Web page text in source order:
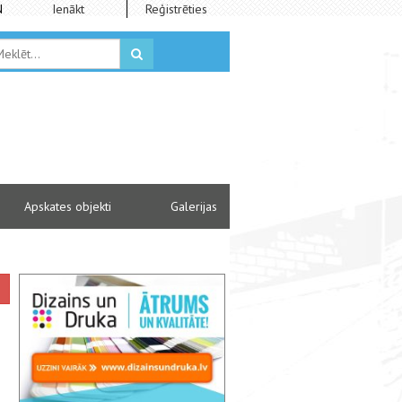
Ienākt Reģistrēties
Apskates objekti Galerijas